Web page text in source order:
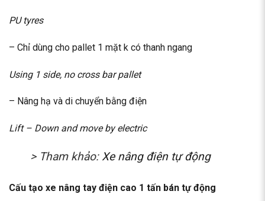
PU tyres
– Chỉ dùng cho pallet 1 mặt k có thanh ngang
Using 1 side, no cross bar pallet
– Nâng hạ và di chuyển bằng điện
Lift – Down and move by electric
> Tham khảo:Xe nâng điện tự động
Cấu tạo xe nâng tay điện cao 1 tấn bán tự động